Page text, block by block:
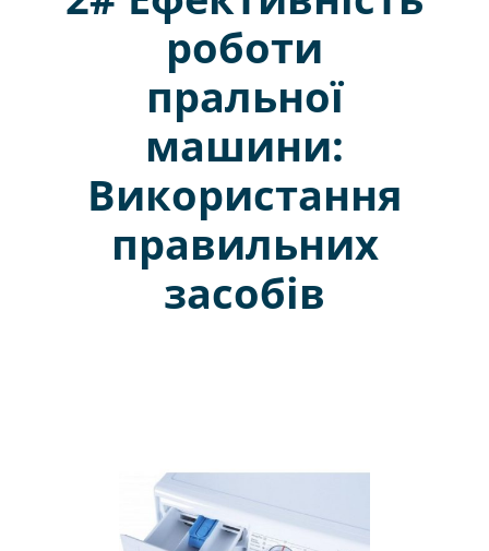
роботи
пральної
машини:
Використання
правильних
засобів